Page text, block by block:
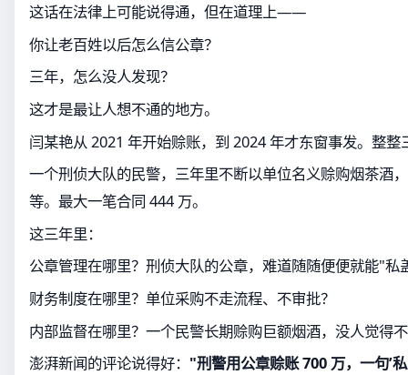
这话在法律上可能说得通，但在道理上——
你让老百姓以后怎么信公章？
三年，怎么没人发现？
这才是最让人想不通的地方。
闫某艳从 2021 年开始赊账，到 2024 年才东窗事发。整整
一个刑侦大队的民警，三年里不断以单位名义赊购烟茶酒
等。最大一笔合同 444 万。
这三年里：
公章管理在哪里？刑侦大队的公章，难道随随便便就能"私
财务制度在哪里？单位采购不走流程、不审批？
内部监督在哪里？一个民警长期赊购巨额烟酒，没人觉得
澎湃新闻的评论说得好： "刑警用公章赊账 700 万，一句’